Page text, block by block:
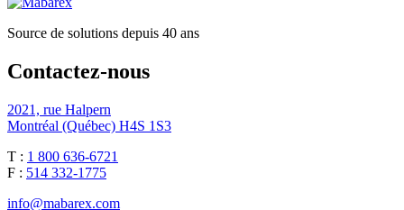
Source de solutions depuis 40 ans
Contactez-nous
2021, rue Halpern
Montréal (Québec) H4S 1S3
T : 1 800 636-6721
F : 514 332-1775
info@mabarex.com